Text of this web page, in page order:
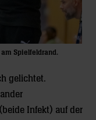
Spielfeldrand.
gelichtet.
Infekt) auf der